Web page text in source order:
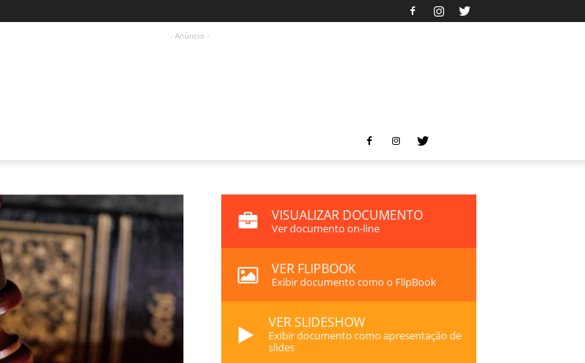
- Anúncio -
VISUALIZAR DOCUMENTO
Ver documento on-line
VER FLIPBOOK
Exibir documento como o FlipBook
VER SLIDESHOW
Exibir documento como apresentação de
slides